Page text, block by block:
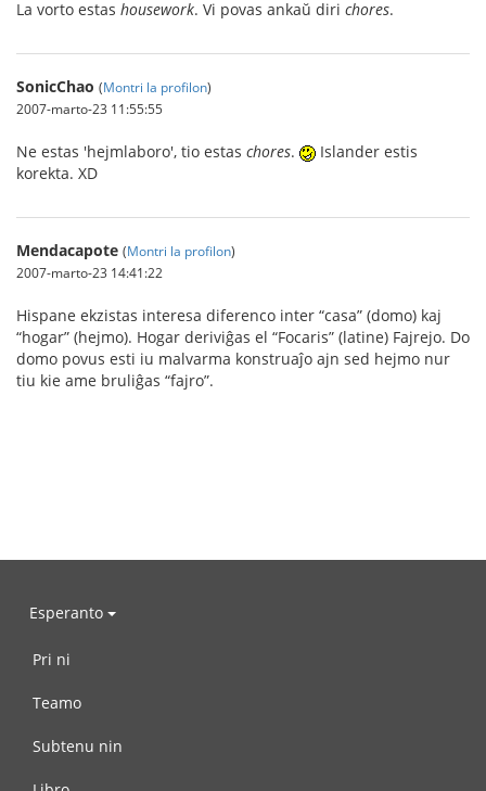
La vorto estas housework. Vi povas ankaŭ diri chores.
SonicChao (Montri la profilon)
2007-marto-23 11:55:55
Ne estas 'hejmlaboro', tio estas chores.
Islander estis
korekta. XD
Mendacapote (Montri la profilon)
2007-marto-23 14:41:22
Hispane ekzistas interesa diferenco inter “casa” (domo) kaj
“hogar” (hejmo). Hogar deriviĝas el “Focaris” (latine) Fajrejo. Do
domo povus esti iu malvarma konstruaĵo ajn sed hejmo nur
tiu kie ame bruliĝas “fajro”.
Esperanto
Pri ni
Teamo
Subtenu nin